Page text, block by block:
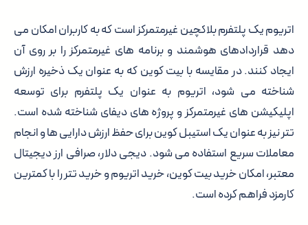
اتریوم یک پلتفرم بلاکچین غیرمتمرکز است که به کاربران امکان می
دهد قراردادهای هوشمند و برنامه های غیرمتمرکز را بر روی آن
ایجاد کنند. در مقایسه با بیت کوین که به عنوان یک ذخیره ارزش
شناخته می شود، اتریوم به عنوان یک پلتفرم برای توسعه
اپلیکیشن های غیرمتمرکز و پروژه های دیفای شناخته شده است.
تتر نیز به عنوان یک استیبل کوین برای حفظ ارزش دارایی ها و انجام
معاملات سریع استفاده می شود. دیجی دلار، صرافی ارز دیجیتال
معتبر، امکان خرید بیت کوین، خرید اتریوم و خرید تتر را با کمترین
کارمزد فراهم کرده است.